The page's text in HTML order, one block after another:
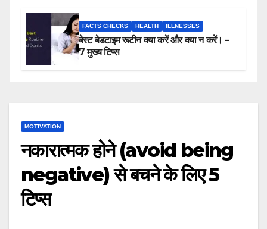
FACTS CHECKS HEALTH ILLNESSES
बेस्ट बेडटाइम रूटीन क्या करें और क्या न करें। –
7 मुख्य टिप्स
MOTIVATION
नकारात्मक होने (avoid being
negative) से बचने के लिए 5
टिप्स